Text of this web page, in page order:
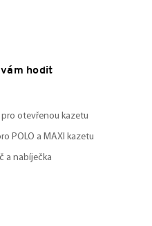
hodit
otevřenou kazetu
POLO a MAXI kazetu
a nabíječka